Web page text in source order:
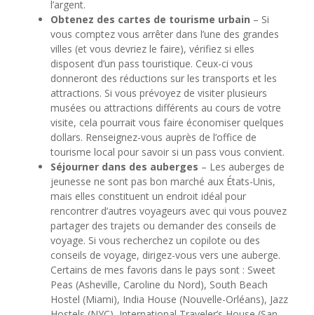
l’argent.
Obtenez des cartes de tourisme urbain – Si
vous comptez vous arrêter dans l’une des grandes
villes (et vous devriez le faire), vérifiez si elles
disposent d’un pass touristique. Ceux-ci vous
donneront des réductions sur les transports et les
attractions. Si vous prévoyez de visiter plusieurs
musées ou attractions différents au cours de votre
visite, cela pourrait vous faire économiser quelques
dollars. Renseignez-vous auprès de l’office de
tourisme local pour savoir si un pass vous convient.
Séjourner dans des auberges – Les auberges de
jeunesse ne sont pas bon marché aux États-Unis,
mais elles constituent un endroit idéal pour
rencontrer d’autres voyageurs avec qui vous pouvez
partager des trajets ou demander des conseils de
voyage. Si vous recherchez un copilote ou des
conseils de voyage, dirigez-vous vers une auberge.
Certains de mes favoris dans le pays sont : Sweet
Peas (Asheville, Caroline du Nord), South Beach
Hostel (Miami), India House (Nouvelle-Orléans), Jazz